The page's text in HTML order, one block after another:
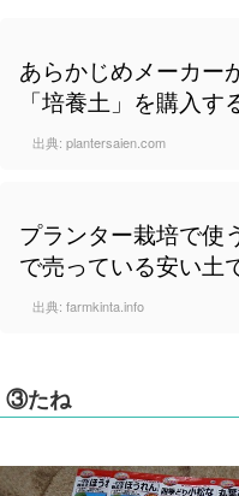
あらかじめメーカー
「培養土」を購入す
出典: plantersaien.com
プランター栽培で使
で売っている安い土
出典: farmkinta.info
③たね